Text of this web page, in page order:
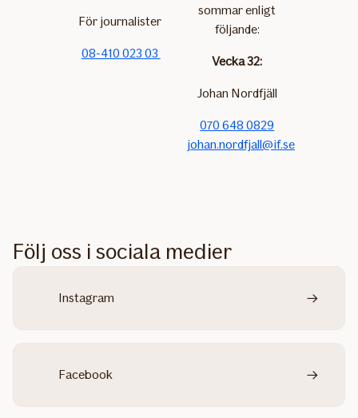
För journalister
08-410 023 03
sommar enligt
följande:
Vecka 32:
Johan Nordfjäll
070 648 0829
johan.nordfjall@if.se
Följ oss i sociala medier
Instagram
Facebook